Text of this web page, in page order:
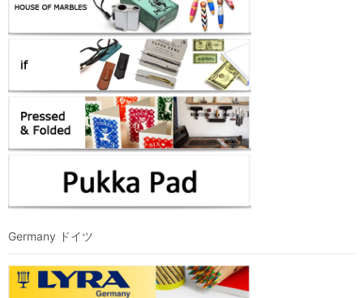
Germany ドイツ